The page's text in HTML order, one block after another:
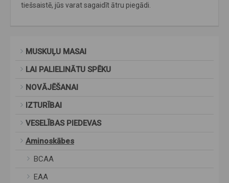
tiešsaistē, jūs varat sagaidīt ātru piegādi.
MUSKUĻU MASAI
LAI PALIELINĀTU SPĒKU
NOVĀJĒŠANAI
IZTURĪBAI
VESELĪBAS PIEDEVAS
Aminoskābes
BCAA
EAA